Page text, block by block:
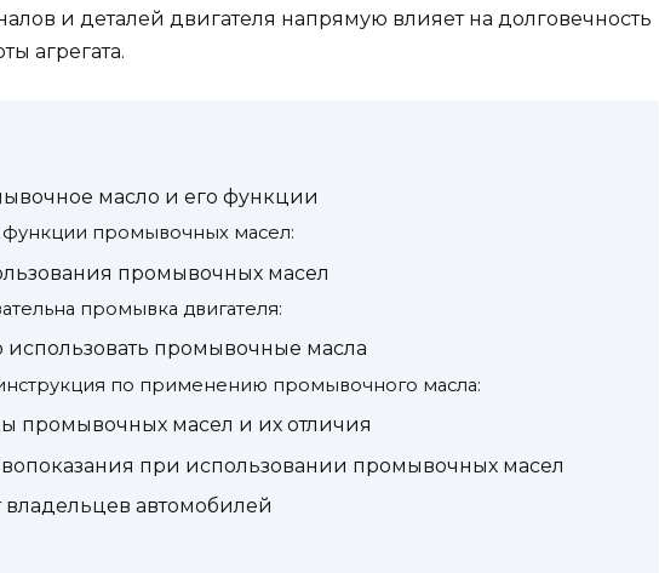
и деталей двигателя напрямую влияет на долговечность
агрегата.
масло и его функции
промывочных масел:
промывочных масел
промывка двигателя:
использовать промывочные масла
по применению промывочного масла:
промывочных масел и их отличия
при использовании промывочных масел
автомобилей